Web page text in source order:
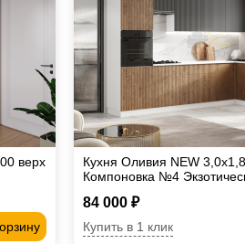
верх
Кухня Оливия NEW
Компоновка №4
84 000 ₽
Купить в 1 клик